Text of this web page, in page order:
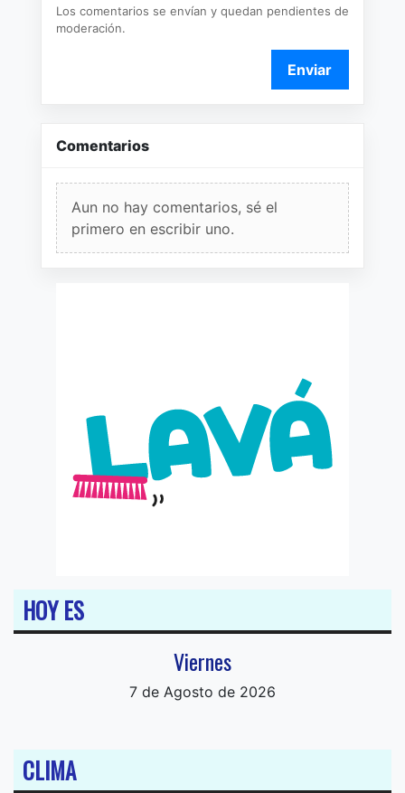
Los comentarios se envían y quedan pendientes de
moderación.
Enviar
Comentarios
Aun no hay comentarios, sé el
primero en escribir uno.
HOY ES
Viernes
7 de Agosto de 2026
CLIMA